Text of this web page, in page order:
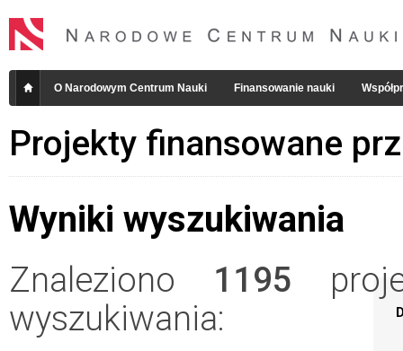
O Narodowym Centrum Nauki Finansowanie nauki
Projekty finansowane
Wyniki wyszukiwania
Znaleziono 1195
wyszukiwania: